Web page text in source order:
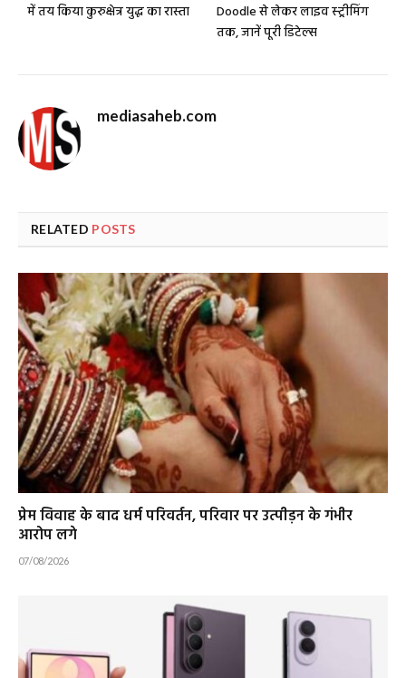
में तय किया कुरुक्षेत्र युद्ध का रास्ता
Doodle से लेकर लाइव स्ट्रीमिंग
तक, जानें पूरी डिटेल्स
mediasaheb.com
RELATED POSTS
प्रेम विवाह के बाद धर्म परिवर्तन, परिवार पर उत्पीड़न के गंभीर
आरोप लगे
07/08/2026